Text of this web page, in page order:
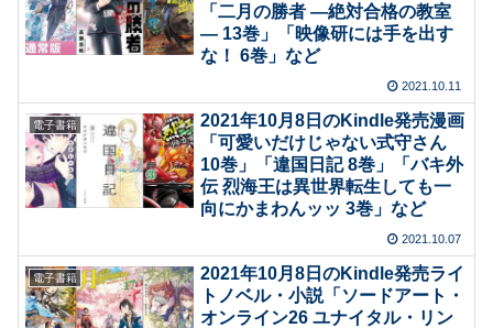
「二月の勝者 ―絶対合格の教室
― 13巻」「映像研には手を出す
な！ 6巻」など
2021.10.11
電子書籍
2021年10月8日のKindle発売漫画
「可愛いだけじゃない式守さん
10巻」「違国日記 8巻」「バキ外
伝 烈海王は異世界転生しても一
向にかまわんッッ 3巻」など
2021.10.07
電子書籍
2021年10月8日のKindle発売ライ
トノベル・小説「ソードアート・
オンライン26 ユナイタル・リン